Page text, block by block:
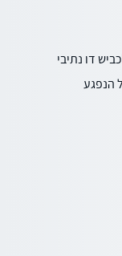
הנפגע